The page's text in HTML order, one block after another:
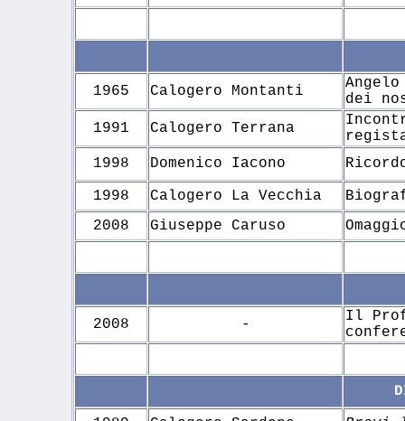
1965 Calogero Montanti
dei
1991
Calogero Terrana
1998
Domenico Iacono
1998
Calogero La Vecchia
2008
Giuseppe Caruso
2008 -
Il